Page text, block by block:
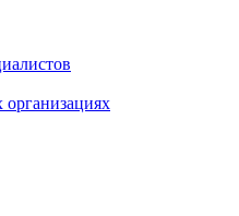
организациях